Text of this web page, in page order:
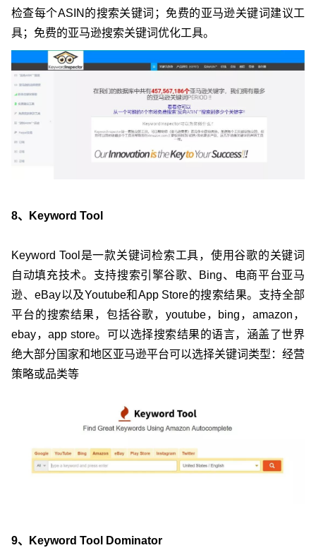
检查每个ASIN的搜索关键词；免费的亚马逊关键词建议工
具；免费的亚马逊搜索关键词优化工具。
8、Keyword Tool
Keyword Tool是一款关键词检索工具，使用谷歌的关键词
自动填充技术。支持搜索引擎谷歌、Bing、电商平台亚马
逊、eBay以及Youtube和App Store的搜索结果。支持全部
平台的搜索结果，包括谷歌，youtube，bing，amazon，
ebay，app store。可以选择搜索结果的语言，涵盖了世界
绝大部分国家和地区亚马逊平台可以选择关键词类型：经营
策略或品类等
9、Keyword Tool Dominator